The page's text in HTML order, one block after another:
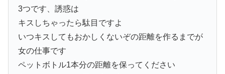
3つです、誘惑は
キスしちゃったら駄目ですよ
いつキスしてもおかしくないぞの距離を作るまでが
女の仕事です
ペットボトル1本分の距離を保ってください